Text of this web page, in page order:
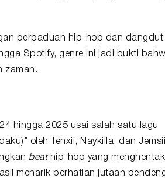
perpaduan hip-hop dan dangdut
Spotify, genre ini jadi bukti
zaman.
hingga 2025 usai salah satu lagu
oleh Tenxii, Naykilla, dan Jemsii
beathip-hop yang menghentak
menarik perhatian jutaan